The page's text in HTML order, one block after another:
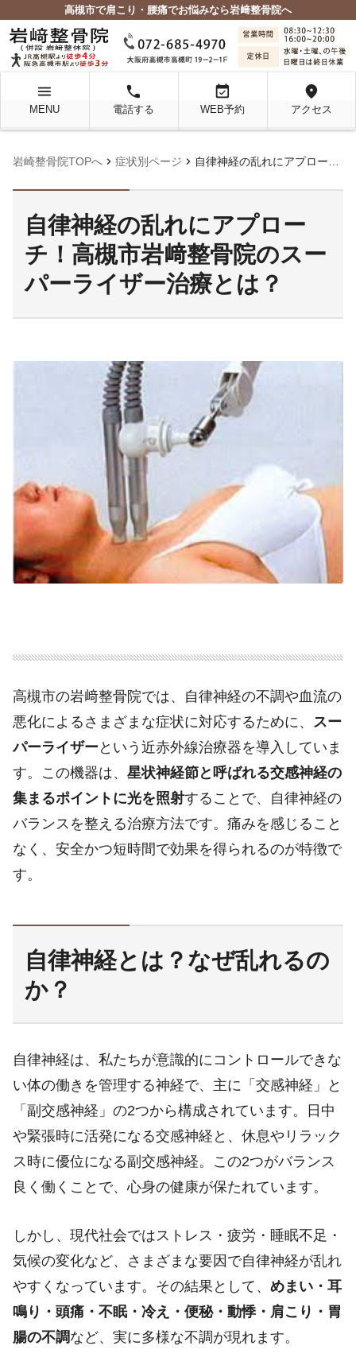
高槻市で肩こり・腰痛でお悩みなら岩﨑整骨院へ
menu
MENU
local_phone
電話する
event_available
WEB予約
location_on
アクセス
岩崎整骨院TOPへ chevron_right 症状別ページ chevron_right 自律神経の乱れにアプローチ！高槻市岩﨑整骨院のスーパーライザー治療とは？
自律神経の乱れにアプロー
チ！高槻市岩﨑整骨院のスー
パーライザー治療とは？
高槻市の岩﨑整骨院では、自律神経の不調や血流の
悪化によるさまざまな症状に対応するために、 スー
パーライザーという近赤外線治療器を導入していま
す。この機器は、 星状神経節と呼ばれる交感神経の
集まるポイントに光を照射することで、自律神経の
バランスを整える治療方法です。痛みを感じること
なく、安全かつ短時間で効果を得られるのが特徴で
す。
自律神経とは？なぜ乱れるの
か？
自律神経は、私たちが意識的にコントロールできな
い体の働きを管理する神経で、主に「交感神経」と
「副交感神経」の2つから構成されています。日中
や緊張時に活発になる交感神経と、休息やリラック
ス時に優位になる副交感神経。この2つがバランス
良く働くことで、心身の健康が保たれています。
しかし、現代社会ではストレス・疲労・睡眠不足・
気候の変化など、さまざまな要因で自律神経が乱れ
やすくなっています。その結果として、 めまい・耳
鳴り・頭痛・不眠・冷え・便秘・動悸・肩こり・胃
腸の不調など、実に多様な不調が現れます。